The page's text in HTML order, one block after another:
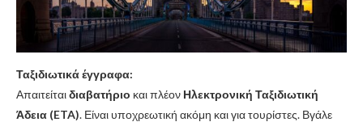
Ταξιδιωτικά έγγραφα:
Απαιτείταιδιαβατήριο και πλέον Ηλεκτρονική Ταξιδιωτική
Άδεια (ETA). Είναι υποχρεωτική ακόμη και για τουρίστες. Βγάλε